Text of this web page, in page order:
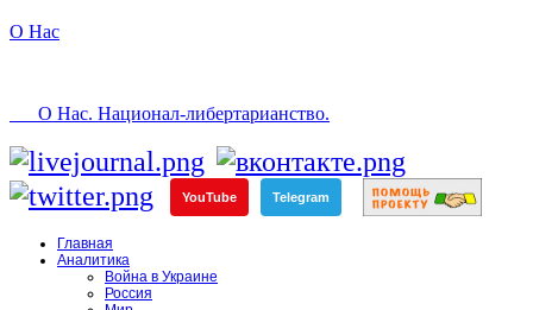
О Нас
О Нас. Национал-либертарианство.
YouTube Telegram
Главная
Аналитика
Война в Украине
Россия